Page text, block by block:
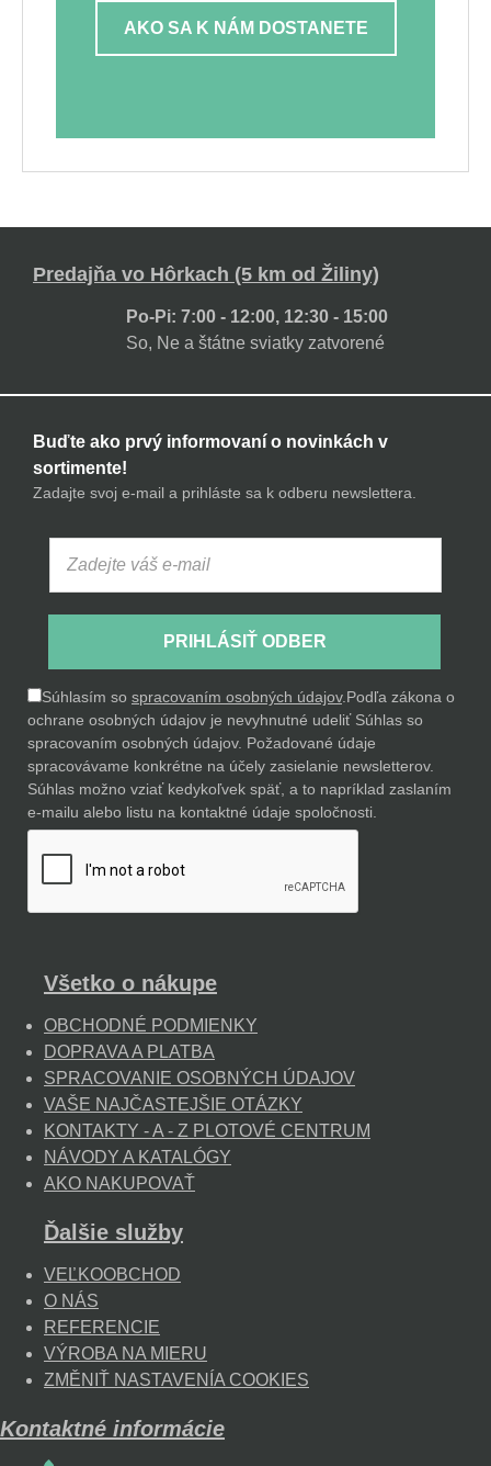
AKO SA K NÁM DOSTANETE
Predajňa vo Hôrkach (5 km od Žiliny)
Po-Pi: 7:00 - 12:00, 12:30 - 15:00
So, Ne a štátne sviatky zatvorené
Buďte ako prvý informovaní o novinkách v
sortimente!
Zadajte svoj e-mail a prihláste sa k odberu newslettera.
PRIHLÁSIŤ ODBER
Súhlasím so spracovaním osobných údajov. Podľa zákona o
ochrane osobných údajov je nevyhnutné udeliť Súhlas so
spracovaním osobných údajov. Požadované údaje
spracovávame konkrétne na účely zasielanie newsletterov.
Súhlas možno vziať kedykoľvek späť, a to napríklad zaslaním
e-mailu alebo listu na kontaktné údaje spoločnosti.
Všetko o nákupe
OBCHODNÉ PODMIENKY
DOPRAVA A PLATBA
SPRACOVANIE OSOBNÝCH ÚDAJOV
VAŠE NAJČASTEJŠIE OTÁZKY
KONTAKTY - A - Z PLOTOVÉ CENTRUM
NÁVODY A KATALÓGY
AKO NAKUPOVAŤ
Ďalšie služby
VEĽKOOBCHOD
O NÁS
REFERENCIE
VÝROBA NA MIERU
ZMĚNIŤ NASTAVENÍA COOKIES
Kontaktné informácie